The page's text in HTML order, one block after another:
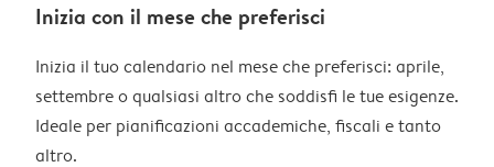
Inizia con il mese che preferisci
Inizia il tuo calendario nel mese che preferisci: aprile,
settembre o qualsiasi altro che soddisfi le tue esigenze.
Ideale per pianificazioni accademiche, fiscali e tanto
altro.